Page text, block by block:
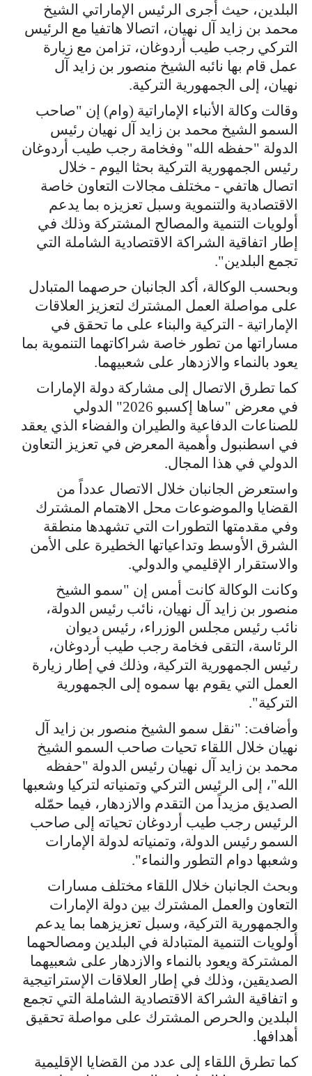
البلدين، حيث أجرى الرئيس الإماراتي الشيخ
محمد بن زايد آل نهيان، اتصالا هاتفيا مع الرئيس
التركي رجب طيب أردوغان، تزامن مع زيارة
عمل قام بها نائبه الشيخ منصور بن زايد آل
نهيان، إلى الجمهورية التركية.
وقالت وكالة الأنباء الإماراتية (وام) إن "صاحب
السمو الشيخ محمد بن زايد آل نهيان رئيس
الدولة "حفظه الله" وفخامة رجب طيب أردوغان
رئيس الجمهورية التركية بحثا اليوم - خلال
اتصال هاتفي - مختلف مجالات التعاون خاصة
الاقتصادية والتنموية وسبل تعزيزه بما يدعم
أولويات التنمية والمصالح المشتركة وذلك في
إطار اتفاقية الشراكة الاقتصادية الشاملة التي
تجمع البلدين".
وبحسب الوكالة، أكد الجانبان حرصهما المتبادل
على مواصلة العمل المشترك لتعزيز العلاقات
الإماراتية - التركية والبناء على ما تحقق في
مساراتها من تطور خاصة شراكاتهما التنموية بما
يعود بالنماء والازدهار على شعبيهما.
كما تطرق الاتصال إلى مشاركة دولة الإمارات
في معرض "ساها إكسبو 2026" الدولي
للصناعات الدفاعية والطيران والفضاء الذي يعقد
في اسطنبول وأهمية المعرض في تعزيز التعاون
الدولي في هذا المجال.
واستعرض الجانبان خلال الاتصال عدداً من
القضايا والموضوعات محل الاهتمام المشترك
وفي مقدمتها التطورات التي تشهدها منطقة
الشرق الأوسط وتداعياتها الخطيرة على الأمن
والاستقرار الإقليمي والدولي.
وكانت الوكالة كانت أمس إن "سمو الشيخ
منصور بن زايد آل نهيان، نائب رئيس الدولة،
نائب رئيس مجلس الوزراء، رئيس ديوان
الرئاسة، التقى فخامة رجب طيب أردوغان،
رئيس الجمهورية التركية، وذلك في إطار زيارة
العمل التي يقوم بها سموه إلى الجمهورية
التركية".
وأضافت: "نقل سمو الشيخ منصور بن زايد آل
نهيان خلال اللقاء تحيات صاحب السمو الشيخ
محمد بن زايد آل نهيان رئيس الدولة "حفظه
الله"، إلى الرئيس التركي وتمنياته لتركيا وشعبها
الصديق مزيداً من التقدم والازدهار، فيما حمّله
الرئيس رجب طيب أردوغان تحياته إلى صاحب
السمو رئيس الدولة، وتمنياته لدولة الإمارات
وشعبها دوام التطور والنماء".
وبحث الجانبان خلال اللقاء مختلف مسارات
التعاون والعمل المشترك بين دولة الإمارات
والجمهورية التركية، وسبل تعزيزهما بما يدعم
أولويات التنمية المتبادلة في البلدين ومصالحهما
المشتركة ويعود بالنماء والازدهار على شعبيهما
الصديقين، وذلك في إطار العلاقات الإستراتيجية
و اتفاقية الشراكة الاقتصادية الشاملة التي تجمع
البلدين والحرص المشترك على مواصلة تحقيق
أهدافها.
كما تطرق اللقاء إلى عدد من القضايا الإقليمية